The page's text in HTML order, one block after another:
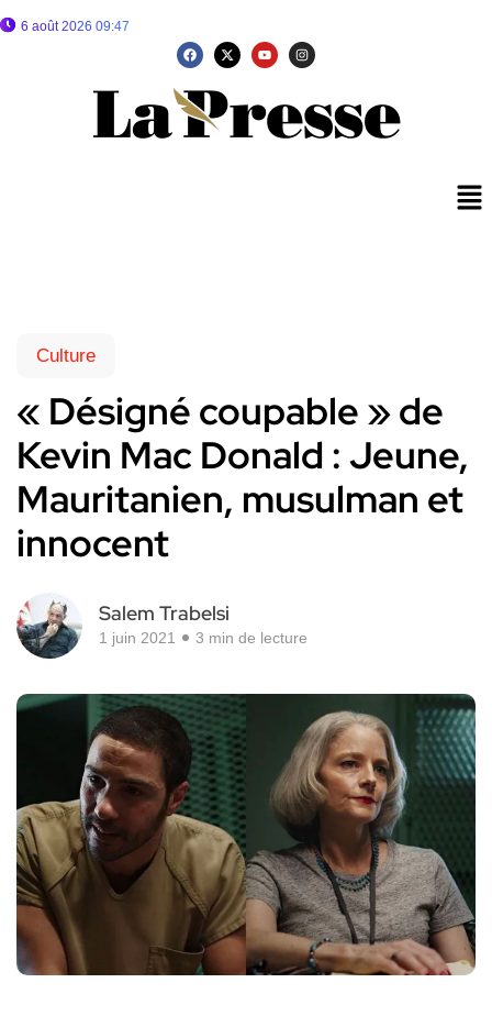
6 août 2026 09:47
Culture
« Désigné coupable » de
Kevin Mac Donald : Jeune,
Mauritanien, musulman et
innocent
Salem Trabelsi
1 juin 2021 3 min de lecture